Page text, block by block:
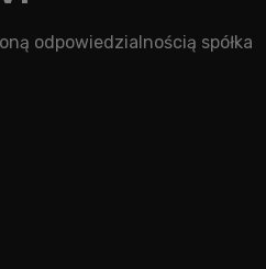
odpowiedzialnością spółka